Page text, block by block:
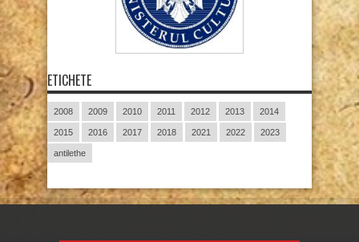
ETICHETE
2008 2009 2010 2011 2012 2013 2014
2015 2016 2017 2018 2021 2022 2023
antilethe